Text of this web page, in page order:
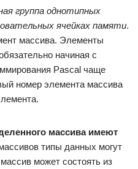
группа однотипных
ячейках памяти.
массива. Элементы
начиная с
Pascal чаще
номер элемента массива
массива имеют
типы данных могут
может состоять из